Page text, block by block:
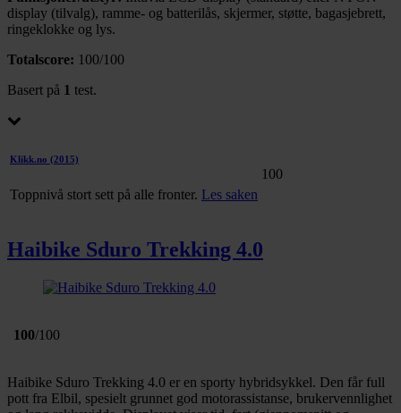
dessuten informasjon om hvordan du bruker nettstedet
vårt, med partnerne våre innen sosiale medier,
eller som de har samlet inn gjennom din bruk av
display (tilvalg), ramme- og batterilås, skjermer, støtte, bagasjebrett,
ringeklokke og lys.
Totalscore: 100/100
Basert på 1 test.
Klikk.no (2015)
Toppnivå stort sett på alle fronter. Les saken
100
Haibike Sduro Trekking 4.0
100/100
Haibike Sduro Trekking 4.0 er en sporty hybridsykkel. Den får full
pott fra Elbil, spesielt grunnet god motorassistanse, brukervennlighet